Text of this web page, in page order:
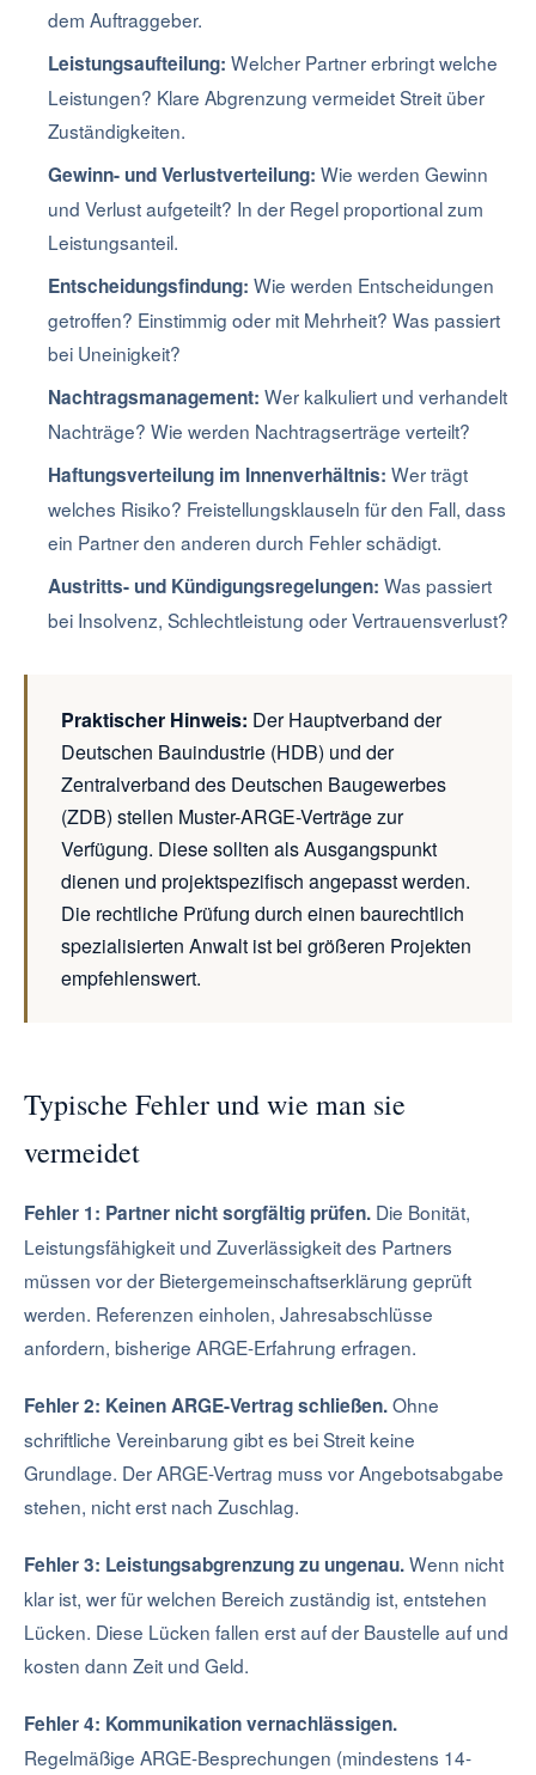
dem Auftraggeber.
Leistungsaufteilung: Welcher Partner erbringt welche
Leistungen? Klare Abgrenzung vermeidet Streit über
Zuständigkeiten.
Gewinn- und Verlustverteilung: Wie werden Gewinn
und Verlust aufgeteilt? In der Regel proportional zum
Leistungsanteil.
Entscheidungsfindung: Wie werden Entscheidungen
getroffen? Einstimmig oder mit Mehrheit? Was passiert
bei Uneinigkeit?
Nachtragsmanagement: Wer kalkuliert und verhandelt
Nachträge? Wie werden Nachtragserträge verteilt?
Haftungsverteilung im Innenverhältnis: Wer trägt
welches Risiko? Freistellungsklauseln für den Fall, dass
ein Partner den anderen durch Fehler schädigt.
Austritts- und Kündigungsregelungen: Was passiert
bei Insolvenz, Schlechtleistung oder Vertrauensverlust?
Praktischer Hinweis: Der Hauptverband der
Deutschen Bauindustrie (HDB) und der
Zentralverband des Deutschen Baugewerbes
(ZDB) stellen Muster-ARGE-Verträge zur
Verfügung. Diese sollten als Ausgangspunkt
dienen und projektspezifisch angepasst werden.
Die rechtliche Prüfung durch einen baurechtlich
spezialisierten Anwalt ist bei größeren Projekten
empfehlenswert.
Typische Fehler und wie man sie
vermeidet
Fehler 1: Partner nicht sorgfältig prüfen. Die Bonität,
Leistungsfähigkeit und Zuverlässigkeit des Partners
müssen vor der Bietergemeinschaftserklärung geprüft
werden. Referenzen einholen, Jahresabschlüsse
anfordern, bisherige ARGE-Erfahrung erfragen.
Fehler 2: Keinen ARGE-Vertrag schließen.Ohne
schriftliche Vereinbarung gibt es bei Streit keine
Grundlage. Der ARGE-Vertrag muss vor Angebotsabgabe
stehen, nicht erst nach Zuschlag.
Fehler 3: Leistungsabgrenzung zu ungenau.Wenn nicht
klar ist, wer für welchen Bereich zuständig ist, entstehen
Lücken. Diese Lücken fallen erst auf der Baustelle auf und
kosten dann Zeit und Geld.
Fehler 4: Kommunikation vernachlässigen.
Regelmäßige ARGE-Besprechungen (mindestens 14-